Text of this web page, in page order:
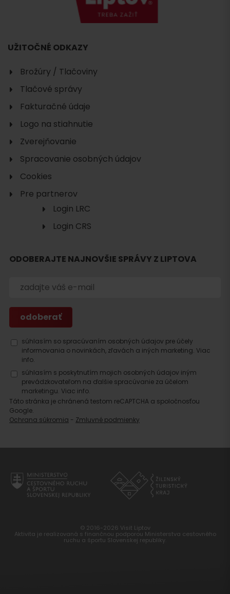
ubytovanie
UŽITOČNÉ ODKAZY
Brožúry / Tlačoviny
Tlačové správy
Fakturačné údaje
Logo na stiahnutie
Zverejňovanie
Spracovanie osobných údajov
Cookies
Pre partnerov
Login LRC
Login CRS
ODOBERAJTE NAJNOVŠIE SPRÁVY Z LIPTOVA
súhlasím so spracúvaním osobných údajov pre účely
informovania o novinkách, zľavách a iných marketing. Viac
info.
súhlasím s poskytnutím mojich osobných údajov iným
prevádzkovateľom na ďalšie spracúvanie za účelom
marketingu. Viac info.
Táto stránka je chránená testom reCAPTCHA a spoločnosťou
Google.
Ochrana súkromia - Zmluvné podmienky
© 2016-2026 Visit Liptov
Aktivita je realizovaná s finančnou podporou Ministerstva cestovného
ruchu a športu Slovenskej republiky.